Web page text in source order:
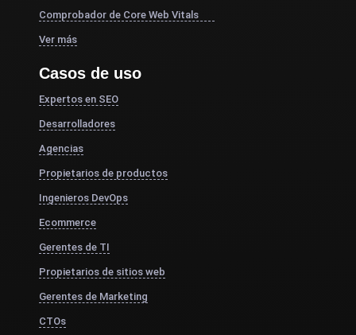
Comprobador de Core Web Vitals
Ver más
Casos de uso
Expertos en SEO
Desarrolladores
Agencias
Propietarios de productos
Ingenieros DevOps
Ecommerce
Gerentes de TI
Propietarios de sitios web
Gerentes de Marketing
CTOs